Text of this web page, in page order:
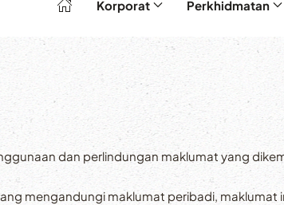
Korporat Perkhidmatan
dan perlindungan maklumat yang
mengandungi maklumat peribadi,